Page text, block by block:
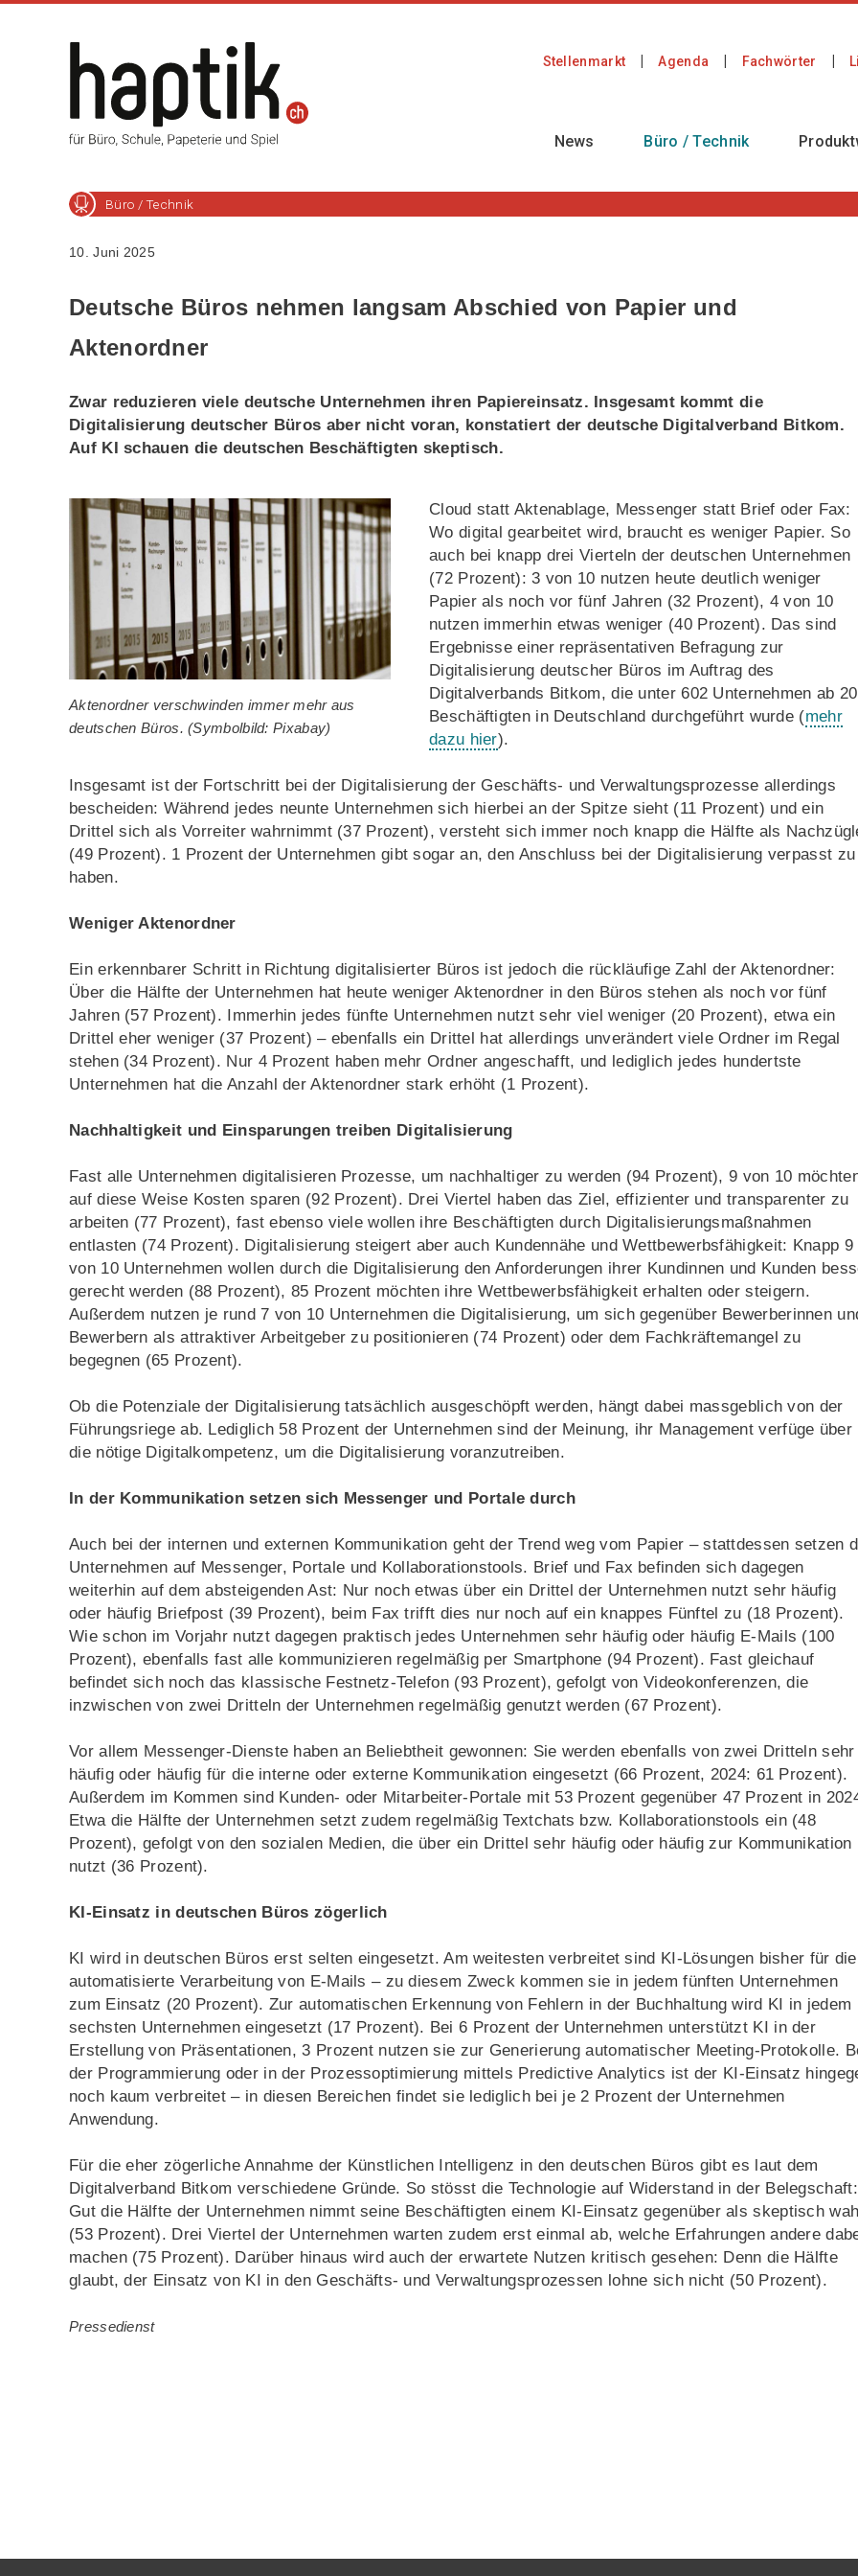
Stellenmarkt Agenda Fachwörter
News Büro / Technik
Büro / Technik
10. Juni 2025
Deutsche Büros nehmen langsam Abschied von Papier und
Aktenordner
Zwar reduzieren viele deutsche Unternehmen ihren Papiereinsatz. Insgesamt kommt die
Digitalisierung deutscher Büros aber nicht voran, konstatiert der deutsche Digitalverband Bitkom.
Auf KI schauen die deutschen Beschäftigten skeptisch.
Aktenordner verschwinden immer mehr aus
deutschen Büros. (Symbolbild: Pixabay)
Cloud statt Aktenablage, Messenger statt Brief oder Fax:
Wo digital gearbeitet wird, braucht es weniger Papier. So
auch bei knapp drei Vierteln der deutschen Unternehmen
(72 Prozent): 3 von 10 nutzen heute deutlich weniger
Papier als noch vor fünf Jahren (32 Prozent), 4 von 10
nutzen immerhin etwas weniger (40 Prozent). Das sind
Ergebnisse einer repräsentativen Befragung zur
Digitalisierung deutscher Büros im Auftrag des
Digitalverbands Bitkom, die unter 602 Unternehmen ab 20
Beschäftigten in Deutschland durchgeführt wurde (mehr
dazu hier).
Insgesamt ist der Fortschritt bei der Digitalisierung der Geschäfts- und Verwaltungsprozesse allerdings
bescheiden: Während jedes neunte Unternehmen sich hierbei an der Spitze sieht (11 Prozent) und ein
Drittel sich als Vorreiter wahrnimmt (37 Prozent), versteht sich immer noch knapp die Hälfte als
(49 Prozent). 1 Prozent der Unternehmen gibt sogar an, den Anschluss bei der Digitalisierung verpasst zu
haben.
Weniger Aktenordner
Ein erkennbarer Schritt in Richtung digitalisierter Büros ist jedoch die rückläufige Zahl der Aktenordner:
Über die Hälfte der Unternehmen hat heute weniger Aktenordner in den Büros stehen als noch vor fünf
Jahren (57 Prozent). Immerhin jedes fünfte Unternehmen nutzt sehr viel weniger (20 Prozent), etwa ein
Drittel eher weniger (37 Prozent) – ebenfalls ein Drittel hat allerdings unverändert viele Ordner im Regal
stehen (34 Prozent). Nur 4 Prozent haben mehr Ordner angeschafft, und lediglich jedes hundertste
Unternehmen hat die Anzahl der Aktenordner stark erhöht (1 Prozent).
Nachhaltigkeit und Einsparungen treiben Digitalisierung
Fast alle Unternehmen digitalisieren Prozesse, um nachhaltiger zu werden (94 Prozent), 9 von 10
auf diese Weise Kosten sparen (92 Prozent). Drei Viertel haben das Ziel, effizienter und transparenter zu
arbeiten (77 Prozent), fast ebenso viele wollen ihre Beschäftigten durch Digitalisierungsmaßnahmen
entlasten (74 Prozent). Digitalisierung steigert aber auch Kundennähe und Wettbewerbsfähigkeit: Knapp 9
von 10 Unternehmen wollen durch die Digitalisierung den Anforderungen ihrer Kundinnen und Kunden
gerecht werden (88 Prozent), 85 Prozent möchten ihre Wettbewerbsfähigkeit erhalten oder steigern.
Außerdem nutzen je rund 7 von 10 Unternehmen die Digitalisierung, um sich gegenüber Bewerberinnen
Bewerbern als attraktiver Arbeitgeber zu positionieren (74 Prozent) oder dem Fachkräftemangel zu
begegnen (65 Prozent).
Ob die Potenziale der Digitalisierung tatsächlich ausgeschöpft werden, hängt dabei massgeblich von der
Führungsriege ab. Lediglich 58 Prozent der Unternehmen sind der Meinung, ihr Management verfüge über
die nötige Digitalkompetenz, um die Digitalisierung voranzutreiben.
In der Kommunikation setzen sich Messenger und Portale durch
Auch bei der internen und externen Kommunikation geht der Trend weg vom Papier – stattdessen setzen
Unternehmen auf Messenger, Portale und Kollaborationstools. Brief und Fax befinden sich dagegen
weiterhin auf dem absteigenden Ast: Nur noch etwas über ein Drittel der Unternehmen nutzt sehr häufig
oder häufig Briefpost (39 Prozent), beim Fax trifft dies nur noch auf ein knappes Fünftel zu (18 Prozent).
Wie schon im Vorjahr nutzt dagegen praktisch jedes Unternehmen sehr häufig oder häufig E-Mails (100
Prozent), ebenfalls fast alle kommunizieren regelmäßig per Smartphone (94 Prozent). Fast gleichauf
befindet sich noch das klassische Festnetz-Telefon (93 Prozent), gefolgt von Videokonferenzen, die
inzwischen von zwei Dritteln der Unternehmen regelmäßig genutzt werden (67 Prozent).
Vor allem Messenger-Dienste haben an Beliebtheit gewonnen: Sie werden ebenfalls von zwei Dritteln sehr
häufig oder häufig für die interne oder externe Kommunikation eingesetzt (66 Prozent, 2024: 61 Prozent).
Außerdem im Kommen sind Kunden- oder Mitarbeiter-Portale mit 53 Prozent gegenüber 47 Prozent in
Etwa die Hälfte der Unternehmen setzt zudem regelmäßig Textchats bzw. Kollaborationstools ein (48
Prozent), gefolgt von den sozialen Medien, die über ein Drittel sehr häufig oder häufig zur Kommunikation
nutzt (36 Prozent).
KI-Einsatz in deutschen Büros zögerlich
KI wird in deutschen Büros erst selten eingesetzt. Am weitesten verbreitet sind KI-Lösungen bisher für die
automatisierte Verarbeitung von E-Mails – zu diesem Zweck kommen sie in jedem fünften Unternehmen
zum Einsatz (20 Prozent). Zur automatischen Erkennung von Fehlern in der Buchhaltung wird KI in jedem
sechsten Unternehmen eingesetzt (17 Prozent). Bei 6 Prozent der Unternehmen unterstützt KI in der
Erstellung von Präsentationen, 3 Prozent nutzen sie zur Generierung automatischer Meeting-Protokolle.
der Programmierung oder in der Prozessoptimierung mittels Predictive Analytics ist der KI-Einsatz
noch kaum verbreitet – in diesen Bereichen findet sie lediglich bei je 2 Prozent der Unternehmen
Anwendung.
Für die eher zögerliche Annahme der Künstlichen Intelligenz in den deutschen Büros gibt es laut dem
Digitalverband Bitkom verschiedene Gründe. So stösst die Technologie auf Widerstand in der Belegschaft:
Gut die Hälfte der Unternehmen nimmt seine Beschäftigten einem KI-Einsatz gegenüber als skeptisch
(53 Prozent). Drei Viertel der Unternehmen warten zudem erst einmal ab, welche Erfahrungen andere
machen (75 Prozent). Darüber hinaus wird auch der erwartete Nutzen kritisch gesehen: Denn die Hälfte
glaubt, der Einsatz von KI in den Geschäfts- und Verwaltungsprozessen lohne sich nicht (50 Prozent).
Pressedienst